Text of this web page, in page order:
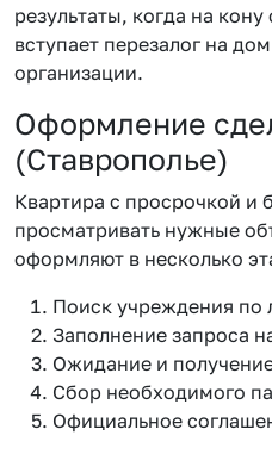
результаты, когда на
вступает перезалог на
организации.
Оформление
(Ставрополье)
Квартира с просрочкой и
просматривать нужные
оформляют в несколько
Поиск учреждения по
Заполнение запроса
Ожидание и
Сбор необходимого
Официальное